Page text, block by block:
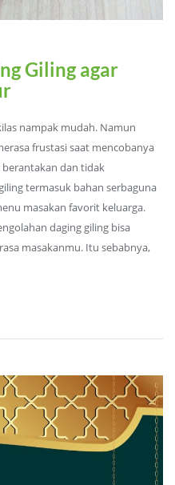
Giling agar
nampak mudah. Namun
frustasi saat mencobanya
berantakan dan tidak
termasuk bahan serbaguna
masakan favorit keluarga.
daging giling bisa
masakanmu. Itu sebabnya,